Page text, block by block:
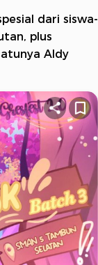
dari siswa-
plus
Aldy